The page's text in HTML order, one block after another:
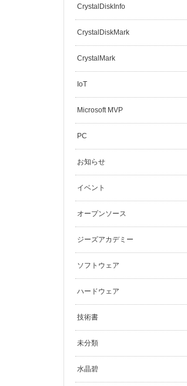
CrystalDiskInfo
CrystalDiskMark
CrystalMark
IoT
Microsoft MVP
PC
お知らせ
イベント
オープンソース
ジーズアカデミー
ソフトウェア
ハードウェア
技術書
未分類
水晶碧